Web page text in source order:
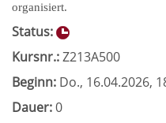
organisiert.
Status:
Kursnr.:Z213A500
Beginn: Do., 16.04.2026,
Dauer:0